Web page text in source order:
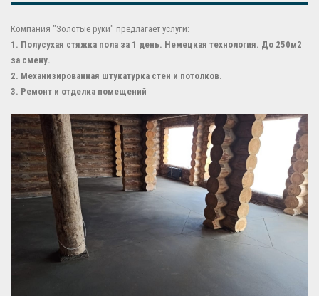
Компания "Золотые руки" предлагает услуги:
1. Полусухая стяжка пола за 1 день. Немецкая технология. До 250м2
за смену.
2. Механизированная штукатурка стен и потолков.
3. Ремонт и отделка помещений